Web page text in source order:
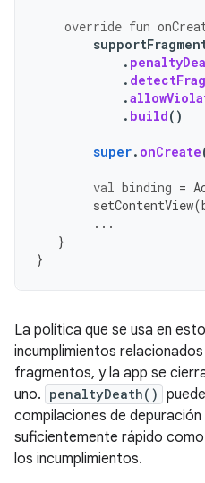
override fun
.
.
.
. build()
super. onCreate
val binding =
setContentView(
...
}
}
La política que se usa en
incumplimientos
fragmentos, y la app se
uno. penaltyDeath()
compilaciones de
suficientemente rápido
los incumplimientos.